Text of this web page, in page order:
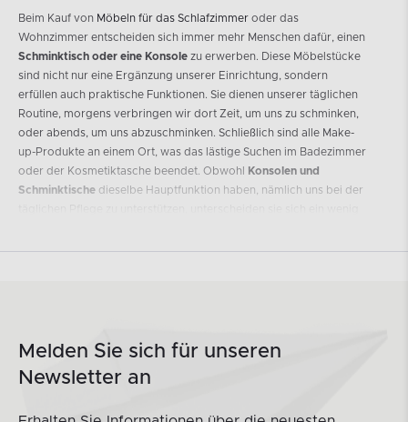
Beim Kauf von Möbeln für das Schlafzimmer oder das
Wohnzimmer entscheiden sich immer mehr Menschen dafür, einen
Schminktisch oder eine Konsole zu erwerben. Diese Möbelstücke
sind nicht nur eine Ergänzung unserer Einrichtung, sondern
erfüllen auch praktische Funktionen. Sie dienen unserer täglichen
Routine, morgens verbringen wir dort Zeit, um uns zu schminken,
oder abends, um uns abzuschminken. Schließlich sind alle Make-
up-Produkte an einem Ort, was das lästige Suchen im Badezimmer
oder der Kosmetiktasche beendet. Obwohl
Konsolen und
Schminktische dieselbe Hauptfunktion haben, nämlich uns bei der
Schlafzimmer.
DerSchminktischist zweifellos das femininste Möbelstück, das Sie
Bereich sein, den niemand sonst betreten wird. Ein Schminktisch
Melden Sie sich für unseren
Newsletter an